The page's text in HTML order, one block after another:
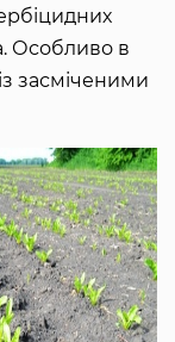
Особливо в
засміченими